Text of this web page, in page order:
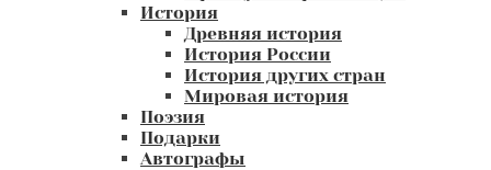
История
Древняя история
История России
История других стран
Мировая история
Поэзия
Подарки
Автографы